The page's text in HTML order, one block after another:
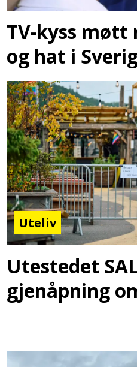
TV-kyss møtt
og hat i
Uteliv
Utestedet
gjenåpning